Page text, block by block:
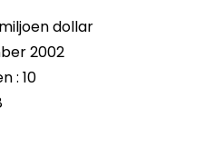
dollar
2002
: 10